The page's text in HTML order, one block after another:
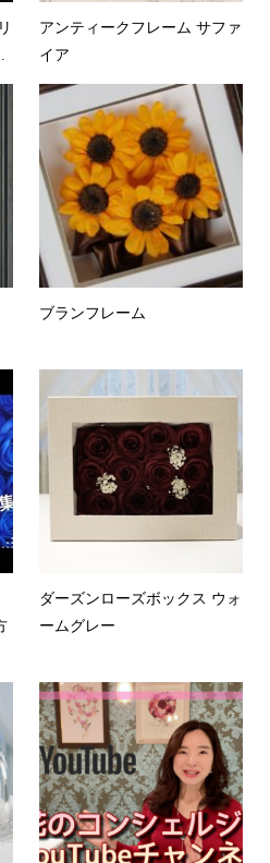
アンティークフレーム サファ
イア
ブランフレーム
ダーズンローズボックス ウォ
ームグレー